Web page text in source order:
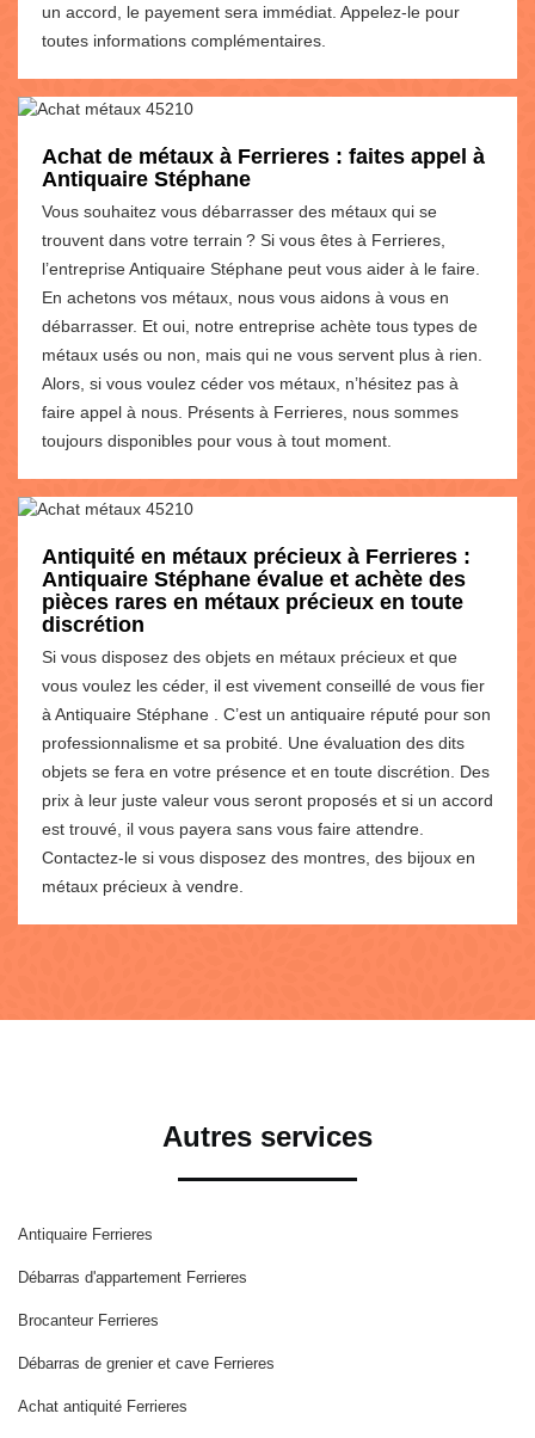
un accord, le payement sera immédiat. Appelez-le pour
toutes informations complémentaires.
Achat de métaux à Ferrieres : faites appel à
Antiquaire Stéphane
Vous souhaitez vous débarrasser des métaux qui se
trouvent dans votre terrain ? Si vous êtes à Ferrieres,
l’entreprise Antiquaire Stéphane peut vous aider à le faire.
En achetons vos métaux, nous vous aidons à vous en
débarrasser. Et oui, notre entreprise achète tous types de
métaux usés ou non, mais qui ne vous servent plus à rien.
Alors, si vous voulez céder vos métaux, n’hésitez pas à
faire appel à nous. Présents à Ferrieres, nous sommes
toujours disponibles pour vous à tout moment.
Antiquité en métaux précieux à Ferrieres :
Antiquaire Stéphane évalue et achète des
pièces rares en métaux précieux en toute
discrétion
Si vous disposez des objets en métaux précieux et que
vous voulez les céder, il est vivement conseillé de vous fier
à Antiquaire Stéphane . C’est un antiquaire réputé pour son
professionnalisme et sa probité. Une évaluation des dits
objets se fera en votre présence et en toute discrétion. Des
prix à leur juste valeur vous seront proposés et si un accord
est trouvé, il vous payera sans vous faire attendre.
Contactez-le si vous disposez des montres, des bijoux en
métaux précieux à vendre.
Autres services
Antiquaire Ferrieres
Débarras d'appartement Ferrieres
Brocanteur Ferrieres
Débarras de grenier et cave Ferrieres
Achat antiquité Ferrieres